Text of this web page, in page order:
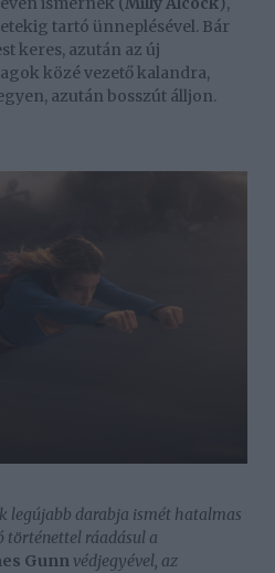
tartó ünneplésével. Bár
keres, azután az új
közé vezető kalandra,
azután bosszút álljon.
legújabb darabja ismét hatalmas
történettel ráadásul a
Gunn védjegyével, az